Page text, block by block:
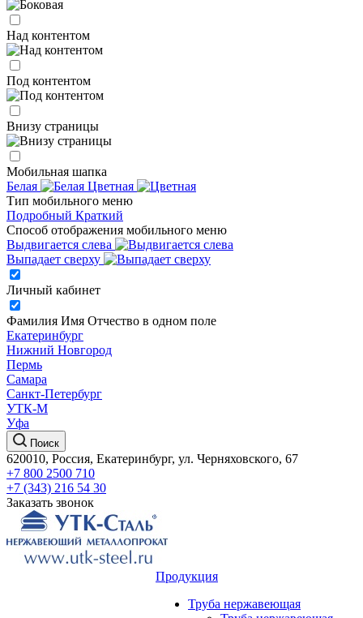
Над контентом
Под контентом
Внизу страницы
Мобильная шапка
Белая
Цветная
Тип мобильного меню
Подробный Краткий
Способ отображения мобильного меню
Выдвигается слева
Выпадает сверху
Личный кабинет
Фамилия Имя Отчество в одном поле
Екатеринбург
Нижний Новгород
Пермь
Самара
Санкт-Петербург
УТК-М
Уфа
Поиск
620010, Россия, Екатеринбург, ул. Черняховского, 67
+7 800 2500 710
+7 (343) 216 54 30
Заказать звонок
Продукция
Труба нержавеющая